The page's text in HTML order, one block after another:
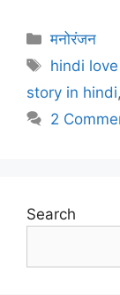
Categories
मनोरंजन
Tags
hindi
story in hindi,
2
Search